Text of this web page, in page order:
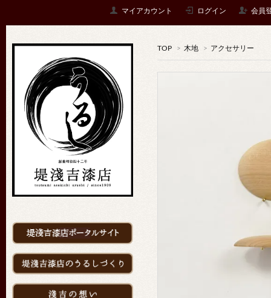
マイアカウント ログイン 会員
TOP > 木地 > アクセサリー